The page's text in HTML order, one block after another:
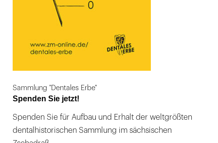
Sammlung "Dentales Erbe"
Spenden Sie jetzt!
Spenden Sie für Aufbau und Erhalt der weltgrößten
dentalhistorischen Sammlung im sächsischen